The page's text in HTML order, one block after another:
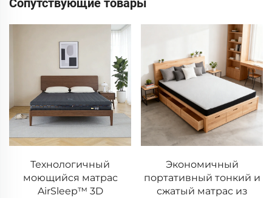
Сопутствующие товары
Технологичный
моющийся матрас
AirSleep™ 3D
Экономичный
портативный тонкий и
сжатый матрас из